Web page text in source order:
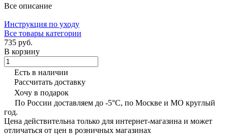
Все описание
Инструкция по уходу
Все товары категории
735 руб.
В корзину
Есть в наличии
Рассчитать доставку
Хочу в подарок
По России доставляем до -5°C, по Москве и МО круглый
год.
Цена действительна только для интернет-магазина и может
отличаться от цен в розничных магазинах